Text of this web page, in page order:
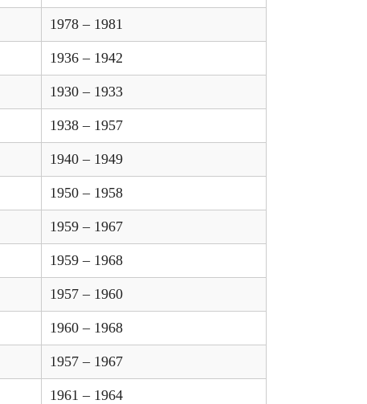
1978 – 1981
1936 – 1942
1930 – 1933
1938 – 1957
1940 – 1949
1950 – 1958
1959 – 1967
1959 – 1968
1957 – 1960
1960 – 1968
1957 – 1967
1961 – 1964